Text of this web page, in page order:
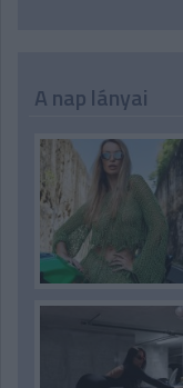
A nap lányai